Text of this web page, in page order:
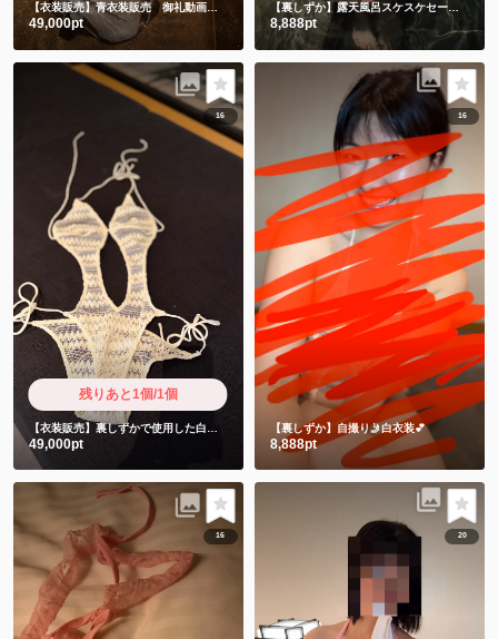
【衣装販売】青衣装販売 御礼動画と直筆お手紙付きです❤️
49,000pt
【裏しずか】露天風呂スケスケセーラー服風衣装💕これ布意味ありますか？スケスケなんですが😩
8,888pt
16
残りあと1個/1個
49,000pt
16
【裏しずか】自撮り🤳白衣装💕
8,888pt
16 20